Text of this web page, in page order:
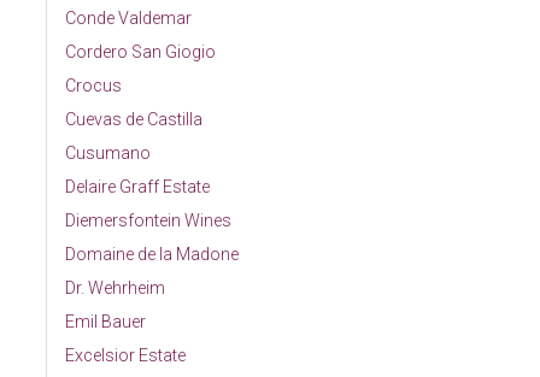
Conde Valdemar
Cordero San Giogio
Crocus
Cuevas de Castilla
Cusumano
Delaire Graff Estate
Diemersfontein Wines
Domaine de la Madone
Dr. Wehrheim
Emil Bauer
Excelsior Estate